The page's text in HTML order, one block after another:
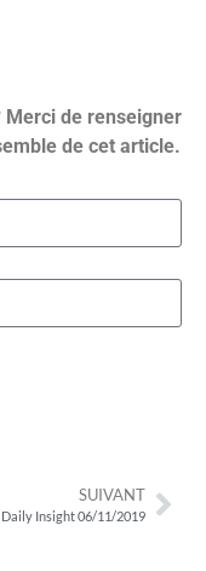
Merci de renseigner
de cet article.
SUIVANT
Daily Insight 06/11/2019